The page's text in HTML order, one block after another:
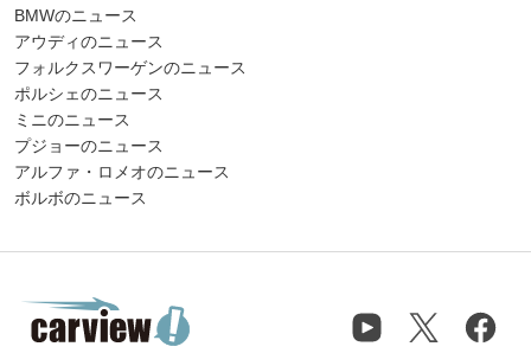
BMWのニュース
アウディのニュース
フォルクスワーゲンのニュース
ポルシェのニュース
ミニのニュース
プジョーのニュース
アルファ・ロメオのニュース
ボルボのニュース